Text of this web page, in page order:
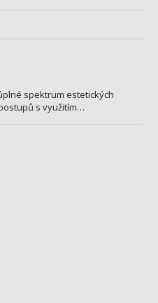
spektrum estetických
s využitím…